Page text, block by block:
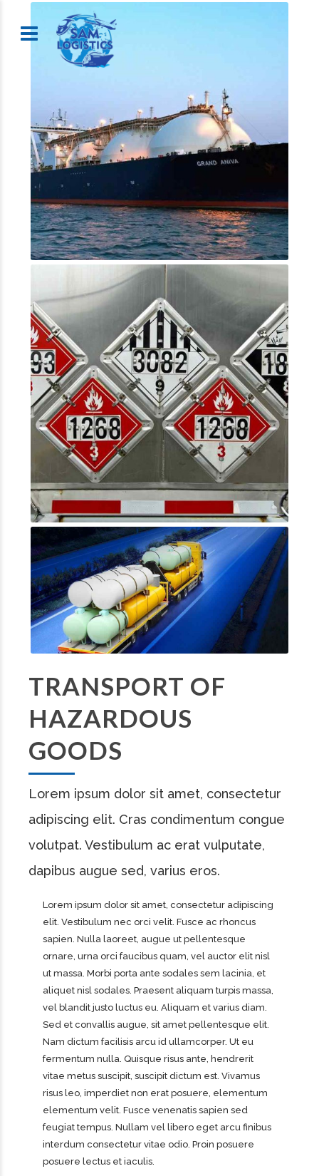
TRANSPORT OF
HAZARDOUS
GOODS
Lorem ipsum dolor sit amet, consectetur
adipiscing elit. Cras condimentum congue
volutpat. Vestibulum ac erat vulputate,
dapibus augue sed, varius eros.
Lorem ipsum dolor sit amet, consectetur adipiscing
elit. Vestibulum nec orci velit. Fusce ac rhoncus
sapien. Nulla laoreet, augue ut pellentesque
ornare, urna orci faucibus quam, vel auctor elit nisl
ut massa. Morbi porta ante sodales sem lacinia, et
aliquet nisl sodales. Praesent aliquam turpis massa,
vel blandit justo luctus eu. Aliquam et varius diam.
Sed et convallis augue, sit amet pellentesque elit.
Nam dictum facilisis arcu id ullamcorper. Ut eu
fermentum nulla. Quisque risus ante, hendrerit
vitae metus suscipit, suscipit dictum est. Vivamus
risus leo, imperdiet non erat posuere, elementum
elementum velit. Fusce venenatis sapien sed
feugiat tempus. Nullam vel libero eget arcu finibus
interdum consectetur vitae odio. Proin posuere
posuere lectus et iaculis.